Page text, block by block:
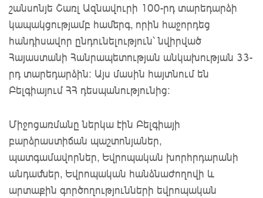
շանսոնյե Շառլ Ազնավուրի 100-րդ տարեդարձի
կապակցությամբ համերգ, որին հաջորդեց
հանդիսավոր ընդունելություն՝ նվիրված
Հայաստանի Հանրապետության անկախության 33-
րդ տարեդարձին։ Այս մասին հայտնում են
Բելգիայում ՀՀ դեսպանությունից։
Միջոցառմանը ներկա էին Բելգիայի
բարձրաստիճան պաշտոնյաներ,
պատգամավորներ, Եվրոպական խորհրդարանի
անդամներ, Եվրոպական հանձնաժողովի և
արտաքին գործողությունների եվրոպական